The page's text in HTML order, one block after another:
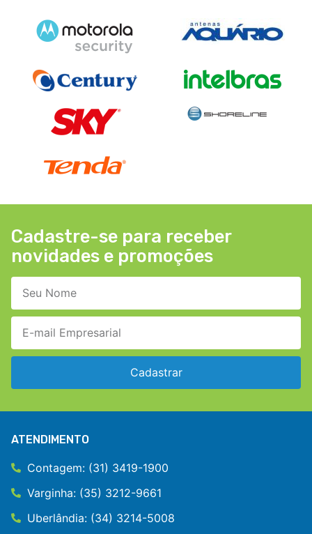
Cadastre-se para receber
novidades e promoções
Cadastrar
ATENDIMENTO
Contagem: (31) 3419-1900
Varginha: (35) 3212-9661
Uberlândia: (34) 3214-5008